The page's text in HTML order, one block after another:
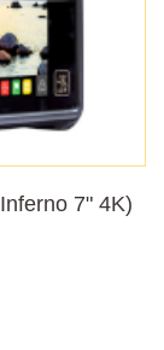
7" 4K)